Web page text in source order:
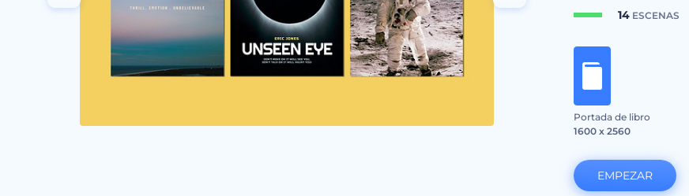
14ESCENAS
Portada de libro
1600 x 2560
EMPEZAR